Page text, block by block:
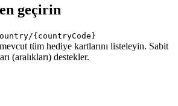
geçirin
{countryCode}
tüm hediye kartlarını listeleyin. Sabit
(aralıkları) destekler.